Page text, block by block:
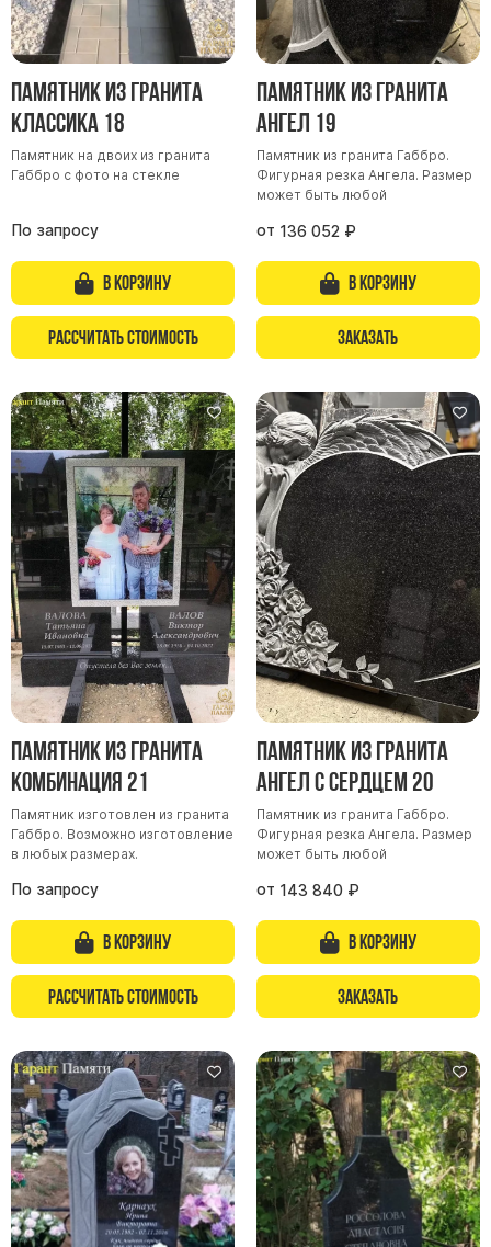
Памятник из гранита
Классика 18
Памятник на двоих из гранита
Габбро с фото на стекле
По запросу
В корзину
Рассчитать стоимость
Памятник из гранита
Ангел 19
Памятник из гранита Габбро.
Фигурная резка Ангела. Размер
может быть любой
от 136 052 ₽
В корзину
Заказать
Памятник из гранита
Комбинация 21
Памятник изготовлен из гранита
Габбро. Возможно изготовление
в любых размерах.
По запросу
В корзину
Рассчитать стоимость
Памятник из гранита
Ангел с сердцем 20
Памятник из гранита Габбро.
Фигурная резка Ангела. Размер
может быть любой
от 143 840 ₽
В корзину
Заказать